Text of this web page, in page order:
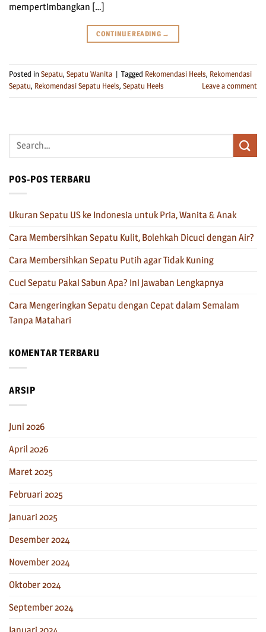
mempertimbangkan […]
CONTINUE READING →
Posted in Sepatu, Sepatu Wanita | Tagged Rekomendasi Heels, Rekomendasi
Sepatu, Rekomendasi Sepatu Heels, Sepatu Heels Leave a comment
POS-POS TERBARU
Ukuran Sepatu US ke Indonesia untuk Pria, Wanita & Anak
Cara Membersihkan Sepatu Kulit, Bolehkah Dicuci dengan Air?
Cara Membersihkan Sepatu Putih agar Tidak Kuning
Cuci Sepatu Pakai Sabun Apa? Ini Jawaban Lengkapnya
Cara Mengeringkan Sepatu dengan Cepat dalam Semalam
Tanpa Matahari
KOMENTAR TERBARU
ARSIP
Juni 2026
April 2026
Maret 2025
Februari 2025
Januari 2025
Desember 2024
November 2024
Oktober 2024
September 2024
Januari 2024